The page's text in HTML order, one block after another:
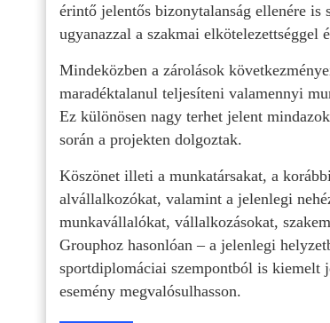
érintő jelentős bizonytalanság ellenére
ugyanazzal a szakmai elkötelezettséggel
Mindeközben a zárolások
maradéktalanul teljesíteni valamennyi
Ez különösen nagy terhet jelent
során a projekten dolgoztak.
Köszönet illeti a munkatársakat, a
alvállalkozókat, valamint a jelenlegi
munkavállalókat, vállalkozásokat,
Grouphoz hasonlóan – a jelenlegi
sportdiplomáciai szempontból is kiemelt
esemény megvalósulhasson.